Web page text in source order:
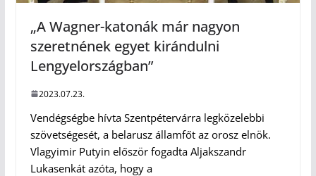
„A Wagner-katonák már nagyon
szeretnének egyet kirándulni
Lengyelországban”
2023.07.23.
Vendégségbe hívta Szentpétervárra legközelebbi
szövetségesét, a belarusz államfőt az orosz elnök.
Vlagyimir Putyin először fogadta Aljakszandr
Lukasenkát azóta, hogy a